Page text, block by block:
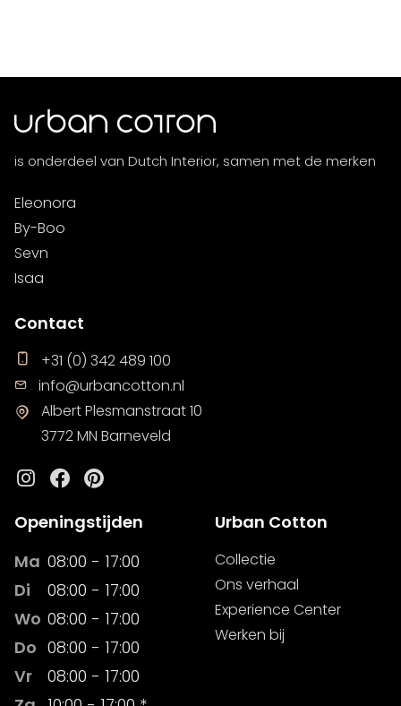
is onderdeel van Dutch Interior, samen met de merken
Eleonora
By-Boo
Sevn
Isaa
Contact
+31 (0) 342 489 100
info@urbancotton.nl
Albert Plesmanstraat 10
3772 MN Barneveld
Instagram
Facebook
Pinterest
Openingstijden
Ma 08:00 - 17:00
Di
08:00 - 17:00
Wo 08:00 - 17:00
Do 08:00 - 17:00
Vr
08:00 - 17:00
Urban Cotton
Collectie
Ons verhaal
Experience Center
Werken bij